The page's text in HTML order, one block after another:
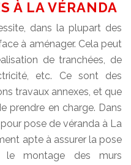
À LA VÉRANDA
dans la plupart des
à aménager. Cela peut
de tranchées, de
etc. Ce sont des
travaux annexes, et que
prendre en charge. Dans
pose de véranda à La
apte à assurer la pose
le montage des murs